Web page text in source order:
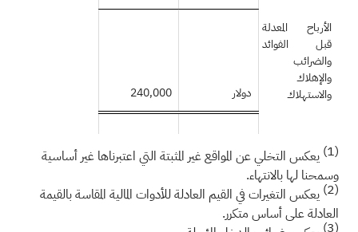
الأرباح المعدلة
قبل الفوائد
والضرائب
والإهلاك
والاستهلاك
دولار 240,000
(1) يعكس التخلي عن المواقع غير المثبتة التي اعتبرناها غير أساسية
وسمحنا لها بالانتهاء.
(2) يعكس التغيرات في القيم العادلة للأدوات المالية المقاسة بالقيمة
العادلة على أساس متكرر.
(3)